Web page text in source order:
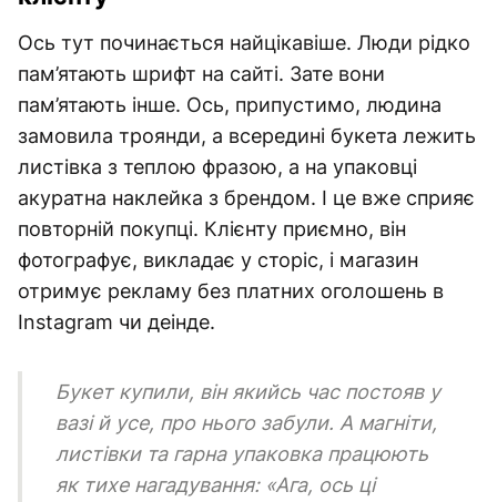
Ось тут починається найцікавіше. Люди рідко
пам’ятають шрифт на сайті. Зате вони
пам’ятають інше. Ось, припустимо, людина
замовила троянди, а всередині букета лежить
листівка з теплою фразою, а на упаковці
акуратна наклейка з брендом. І це вже сприяє
повторній покупці. Клієнту приємно, він
фотографує, викладає у сторіс, і магазин
отримує рекламу без платних оголошень в
Instagram чи деінде.
Букет купили, він якийсь час постояв у
вазі й усе, про нього забули. А магніти,
листівки та гарна упаковка працюють
як тихе нагадування: «Ага, ось ці